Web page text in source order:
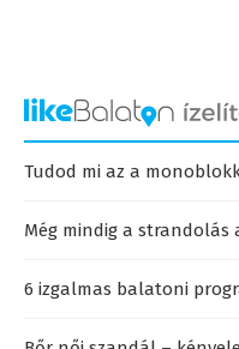
Tudod mi az a
Még mindig a
6 izgalmas balatoni